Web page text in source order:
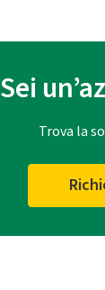
Sei
Trova la